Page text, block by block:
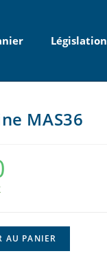
Législation
MAS36
AU PANIER